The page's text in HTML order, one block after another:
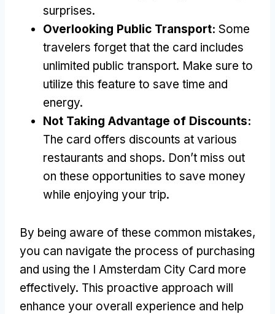
surprises.
Overlooking Public Transport: Some
travelers forget that the card includes
unlimited public transport. Make sure to
utilize this feature to save time and
energy.
Not Taking Advantage of Discounts:
The card offers discounts at various
restaurants and shops. Don’t miss out
on these opportunities to save money
while enjoying your trip.
By being aware of these common mistakes,
you can navigate the process of purchasing
and using the I Amsterdam City Card more
effectively. This proactive approach will
enhance your overall experience and help